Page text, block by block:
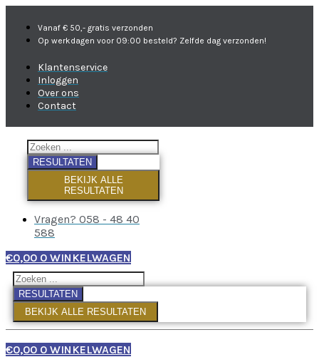
Vanaf € 50,- gratis verzonden
Op werkdagen voor 09:00 besteld? Zelfde dag verzonden!
Klantenservice
Inloggen
Over ons
Contact
RESULTATEN
BEKIJK ALLE
RESULTATEN
Vragen? 058 - 48 40
588
€0,00 0 WINKELWAGEN
RESULTATEN
BEKIJK ALLE RESULTATEN
€0,00 0 WINKELWAGEN